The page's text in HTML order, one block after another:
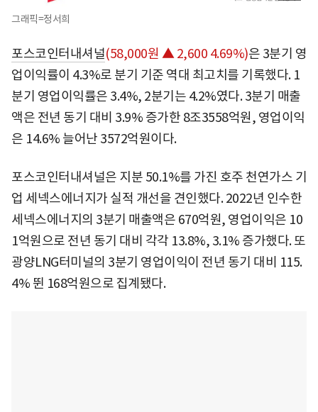
그래픽=정서희
포스코인터내셔널(58,000원 ▲ 2,600 4.69%)은 3분기 영
업이익률이 4.3%로 분기 기준 역대 최고치를 기록했다. 1
분기 영업이익률은 3.4%, 2분기는 4.2%였다. 3분기 매출
액은 전년 동기 대비 3.9% 증가한 8조3558억원, 영업이익
은 14.6% 늘어난 3572억원이다.
포스코인터내셔널은 지분 50.1%를 가진 호주 천연가스 기
업 세넥스에너지가 실적 개선을 견인했다. 2022년 인수한
세넥스에너지의 3분기 매출액은 670억원, 영업이익은 10
1억원으로 전년 동기 대비 각각 13.8%, 3.1% 증가했다. 또
광양LNG터미널의 3분기 영업이익이 전년 동기 대비 115.
4% 뛴 168억원으로 집계됐다.